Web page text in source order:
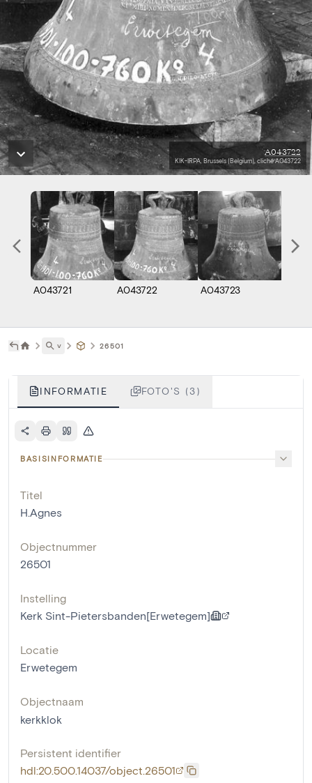
A043722
KIK-IRPA, Brussels (Belgium), cliché A043722
A043721 A043722 A043723
˅ 26501
INFORMATIE FOTO'S (3)
BASISINFORMATIE
Titel
H.Agnes
Objectnummer
26501
Instelling
Kerk Sint-Pietersbanden[Erwetegem]
Locatie
Erwetegem
Objectnaam
kerkklok
Persistent identifier
hdl:20.500.14037/object.26501